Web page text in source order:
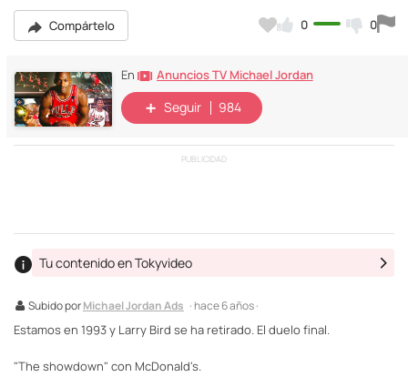
Compártelo 0 0
En Anuncios TV Michael Jordan
Seguir 984
PUBLICIDAD
Subido porMichael Jordan Ads · hace 6 años ·
Tu contenido en Tokyvideo
Estamos en 1993 y Larry Bird se ha retirado. El duelo final.
"The showdown" con McDonald's.